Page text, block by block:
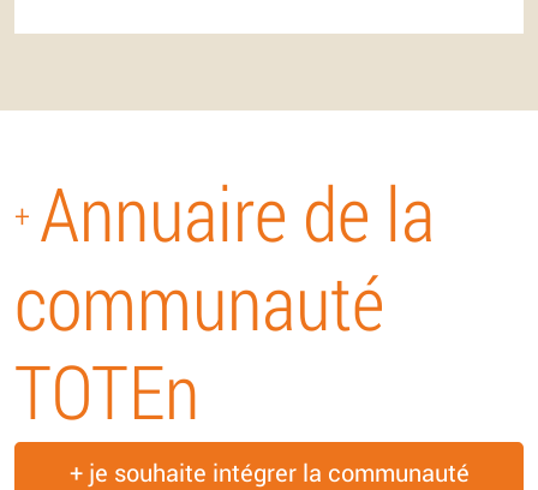
+ Annuaire de la
communauté
TOTEn
+ je souhaite intégrer la communauté